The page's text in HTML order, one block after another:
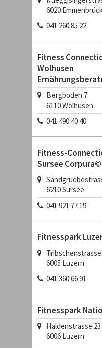
6020
041 260 85 22
Fitness
Wolhusen
Bergboden 7
6110Wolhusen
041 490 40 40
Fitness-
Sursee
6210Sursee
041 921 77 19
Fitnesspark
Tribschenstrasse
6005 Luzern
041 360 66 91
Fitnesspark
Haldenstrasse 23
6006 Luzern